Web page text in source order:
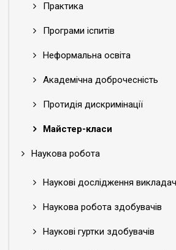
Практика
Програми іспитів
Неформальна освіта
Академічна доброчесність
Протидія дискримінації
Майстер-класи
Наукова робота
Наукові дослідження
Наукова робота здобувачів
Наукові гуртки здобувачів